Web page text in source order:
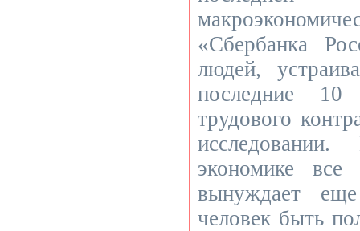
«Сбербанка
людей,
последние
трудового
экономике
вынуждает
человек быть